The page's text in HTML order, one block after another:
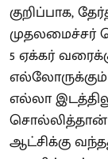
குறிப்பாக,
முதலமைச்சர்
5 ஏக்கர்
எல்லோருக்கும்
எல்லா
ஆட்சிக்கு